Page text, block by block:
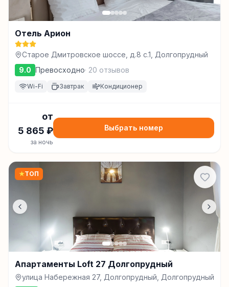
Отель Арион
Старое Дмитровское шоссе, д.8 c.1, Долгопрудный
9.0 Превосходно· 20 отзывов
Wi-Fi Завтрак Кондиционер
от
5 865 ₽
за ночь
Выбрать номер
★ТОП
Апартаменты Loft 27 Долгопрудный
улица Набережная 27, Долгопрудный, Долгопрудный